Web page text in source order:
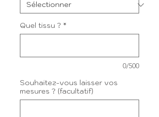
Quel tissu ? *
0/500
Souhaitez-vous laisser vos
mesures ? (facultatif)